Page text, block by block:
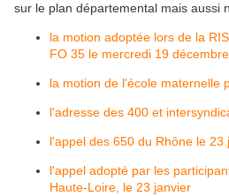
sur le plan départemental mais aussi
la motion adoptée lors de la
FO 35 le mercredi 19
la motion de l'école maternelle
l'adresse des 400 et
l'appel des 650 du Rhône le 23
l'appel adopté par les
Haute-Loire, le 23 janvier